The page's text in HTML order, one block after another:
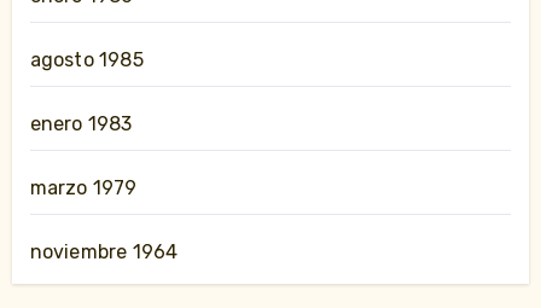
agosto 1985
enero 1983
marzo 1979
noviembre 1964